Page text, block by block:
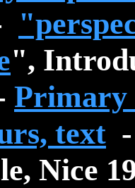
",
Primary
text
Nice